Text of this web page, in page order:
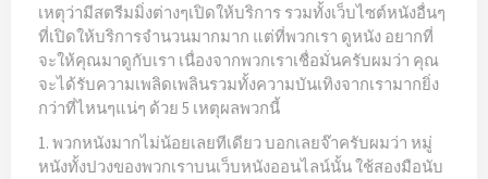
เหตุว่ามีสตรีมมิ่งต่างๆเปิดให้บริการ รวมทั้งเว็บไซต์หนังอื่นๆ
ที่เปิดให้บริการจำนวนมากมาก แต่ที่พวกเรา ดูหนัง อยากที่
จะให้คุณมาดูกับเรา เนื่องจากพวกเราเชื่อมั่นครับผมว่า คุณ
จะได้รับความเพลิดเพลินรวมทั้งความบันเทิงจากเรามากยิ่ง
กว่าที่ไหนๆแน่ๆ ด้วย 5 เหตุผลพวกนี้
1. พวกหนังมากไม่น้อยเลยทีเดียว บอกเลยจ๊าครับผมว่า หมู่
หนังทั้งปวงของพวกเราบนเว็บหนังออนไลน์นั้น ใช้สองมือนับ